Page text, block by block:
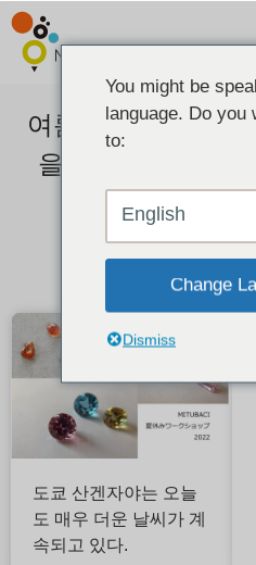
여름방학・어린이
을 관찰하자! 천
도쿄 산겐자야는 오늘
도 매우 더운 날씨가 계
속되고 있다.
You might be
language. Do you
to:
English
Change
Dismiss